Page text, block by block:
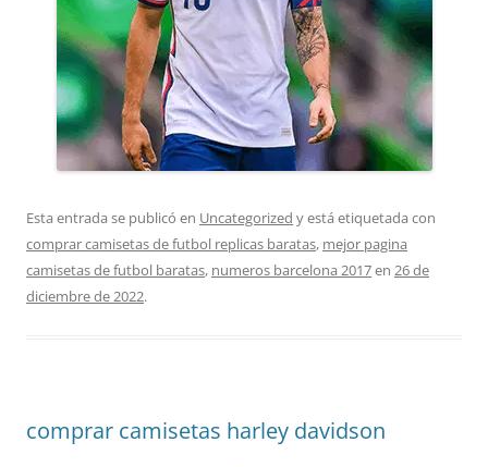
Esta entrada se publicó en Uncategorized y está etiquetada con
comprar camisetas de futbol replicas baratas, mejor pagina
camisetas de futbol baratas, numeros barcelona 2017en 26 de
diciembre de 2022.
comprar camisetas harley davidson